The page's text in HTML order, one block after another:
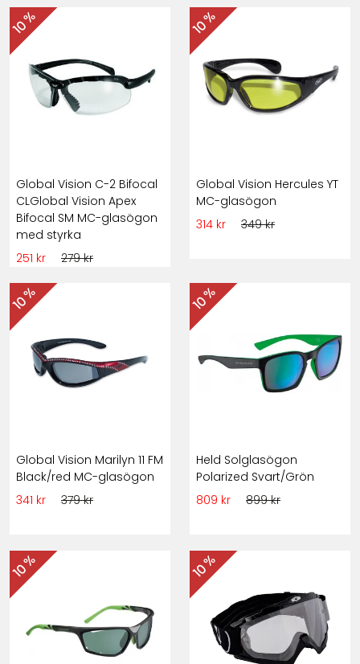
10 %
Global Vision C-2 Bifocal
CLGlobal Vision Apex
Bifocal SM MC-glasögon
med styrka
251 kr
279 kr
10 %
Global Vision Hercules YT
MC-glasögon
314 kr
349 kr
10 %
Global Vision Marilyn 11 FM
Black/red MC-glasögon
341 kr
379 kr
10 %
Held Solglasögon
Polarized Svart/Grön
809 kr
899 kr
10 % 10 %